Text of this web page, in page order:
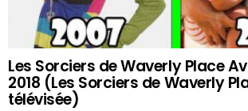
Les Sorciers de Waverly Place
2018 (Les Sorciers de Waverly
télévisée)